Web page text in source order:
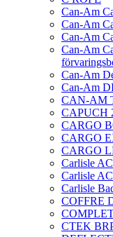
Can-Am
Can-Am
Can-Am
Can-Am
Can-Am
Can-Am
CAN-AM
CAPUCH
CARGO
CARGO
CARGO
Carlisle
Carlisle
Carlisle
COFFRE
CTEK